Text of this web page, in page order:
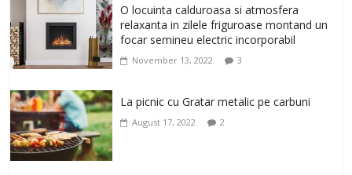
Un ten regenerat, fara riduri. Crema
antirid Ivatherm pentru o piele neteda si
elastica.
February 6, 2026 0
O locuinta calduroasa si atmosfera
relaxanta in zilele friguroase montand un
focar semineu electric incorporabil
November 13, 2022 3
La picnic cu Gratar metalic pe carbuni
August 17, 2022 2